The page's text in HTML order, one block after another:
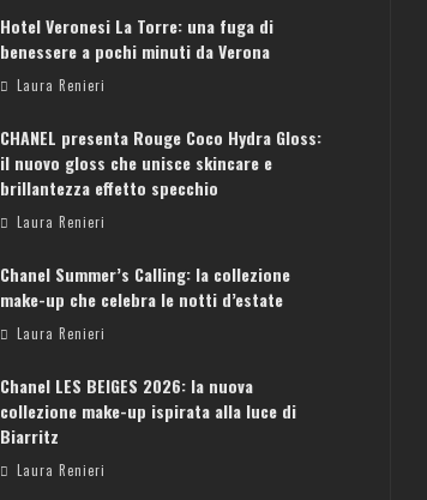
Hotel Veronesi La Torre: una fuga di
benessere a pochi minuti da Verona
Laura Renieri
CHANEL presenta Rouge Coco Hydra Gloss:
il nuovo gloss che unisce skincare e
brillantezza effetto specchio
Laura Renieri
Chanel Summer’s Calling: la collezione
make-up che celebra le notti d’estate
Laura Renieri
Chanel LES BEIGES 2026: la nuova
collezione make-up ispirata alla luce di
Biarritz
Laura Renieri
ATENE: GUIDA PER IL WEEKEND PERFETTO